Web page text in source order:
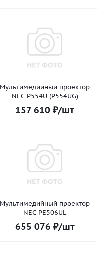
Мультимедийный проектор
NEC P554U (P554UG)
157 610 ₽/шт
Мультимедийный проектор
NEC PE506UL
655 076 ₽/шт